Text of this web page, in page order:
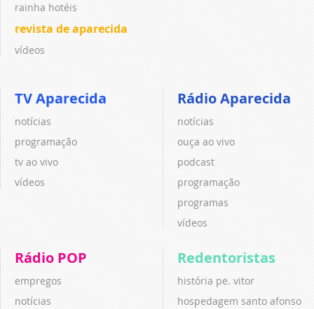
rainha hotéis
revista de aparecida
vídeos
TV Aparecida
notícias
programação
tv ao vivo
vídeos
Rádio Aparecida
notícias
ouça ao vivo
podcast
programação
programas
vídeos
Rádio POP
empregos
notícias
Redentoristas
história pe. vitor
hospedagem santo afonso